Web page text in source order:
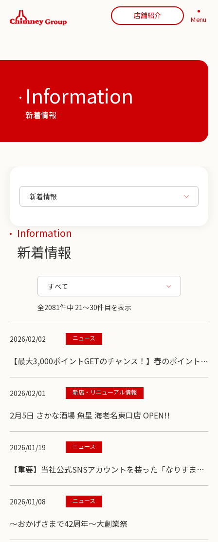
店舗紹介 Menu
Information
新着情報
Information
新着情報
全2081件中 21〜30件目を表示
2026/02/02 ニュース
【最大3,000ポイントGETのチャンス！】春のポイント還
2026/02/01 新店・リニューアル情報
2月5日 さかな酒場 魚星 海老名東口店 OPEN!!
2026/01/19 ニュース
【重要】当社公式SNSアカウントを装った「なりすまし
2026/01/08 ニュース
～おかげさまで42周年～大創業祭